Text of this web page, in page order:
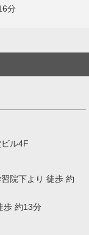
分
ル4F
院下より 徒歩 約
歩 約13分